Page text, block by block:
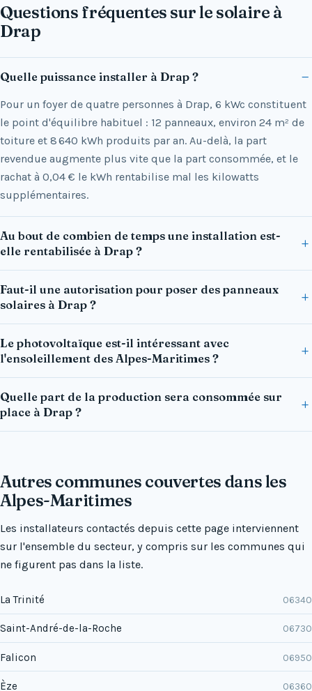
Questions fréquentes sur le solaire à
Drap
Quelle puissance installer à Drap ?
Pour un foyer de quatre personnes à Drap, 6 kWc constituent
le point d'équilibre habituel : 12 panneaux, environ 24 m² de
toiture et 8 640 kWh produits par an. Au-delà, la part
revendue augmente plus vite que la part consommée, et le
rachat à 0,04 € le kWh rentabilise mal les kilowatts
supplémentaires.
Au bout de combien de temps une installation est-
elle rentabilisée à Drap ?
Faut-il une autorisation pour poser des panneaux
solaires à Drap ?
Le photovoltaïque est-il intéressant avec
l'ensoleillement des Alpes-Maritimes ?
Quelle part de la production sera consommée sur
place à Drap ?
Autres communes couvertes dans les
Alpes-Maritimes
Les installateurs contactés depuis cette page interviennent
sur l'ensemble du secteur, y compris sur les communes qui
ne figurent pas dans la liste.
La Trinité 06340
Saint-André-de-la-Roche 06730
Falicon 06950
Èze 06360